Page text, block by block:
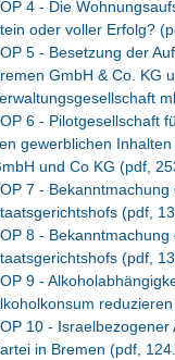
4 - Die
oder voller Erfolg?
5 - Besetzung der
GmbH & Co. KG
6 - Pilotgesellschaft
gewerblichen
und Co KG (pdf,
7 -
(pdf,
8 -
(pdf,
9 -
reduzieren
10 - Israelbezogener
in Bremen (pdf,